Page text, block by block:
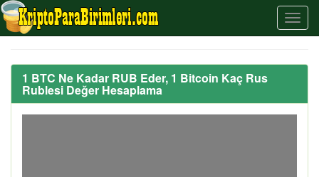
1 BTC Ne Kadar RUB Eder, 1 Bitcoin Kaç Rus
Rublesi Değer Hesaplama